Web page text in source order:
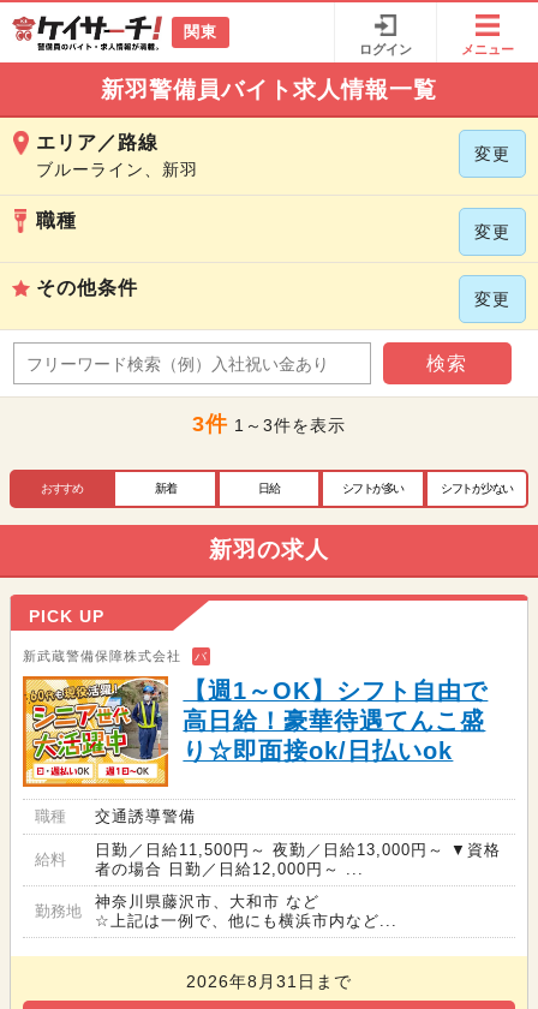
関東
ログイン メニュー
新羽警備員バイト求人情報一覧
エリア／路線
ブルーライン、新羽
変更
職種
変更
その他条件
変更
検索
3件 1～3件を表示
おすすめ 新着 日給 シフトが多い シフトが少ない
新羽の求人
PICK UP
新武蔵警備保障株式会社 バ
【週1～OK】シフト自由で
高日給！豪華待遇てんこ盛
り☆即面接ok/日払いok
職種 交通誘導警備
給料
日勤／日給11,500円～ 夜勤／日給13,000円～ ▼資格
者の場合 日勤／日給12,000円～ ...
勤務地
神奈川県藤沢市、大和市 など
☆上記は一例で、他にも横浜市内など...
2026年8月31日まで